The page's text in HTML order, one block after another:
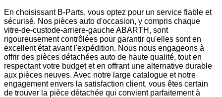
En choisissant B-Parts, vous optez pour un service fiable et
sécurisé. Nos pièces auto d'occasion, y compris chaque
vitre-de-custode-arriere-gauche ABARTH, sont
rigoureusement contrôlées pour garantir qu'elles sont en
excellent état avant l'expédition. Nous nous engageons à
offrir des pièces détachées auto de haute qualité, tout en
respectant votre budget et en offrant une alternative durable
aux pièces neuves. Avec notre large catalogue et notre
engagement envers la satisfaction client, vous êtes certain
de trouver la pièce détachée qui convient parfaitement à